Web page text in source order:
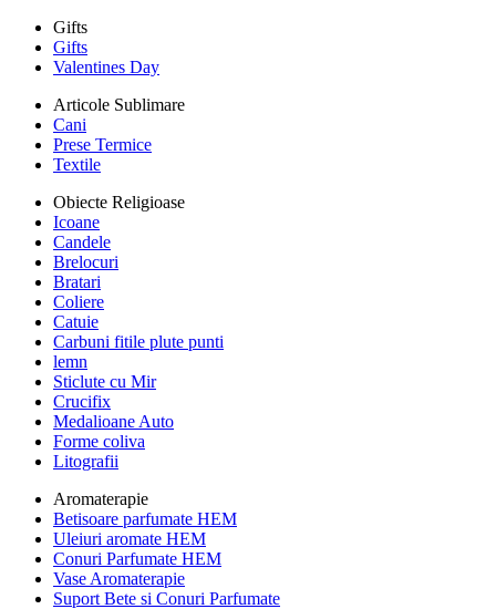
Gifts
Gifts
Valentines Day
Articole Sublimare
Cani
Prese Termice
Textile
Obiecte Religioase
Icoane
Candele
Brelocuri
Bratari
Coliere
Catuie
Carbuni fitile plute punti
lemn
Sticlute cu Mir
Crucifix
Medalioane Auto
Forme coliva
Litografii
Aromaterapie
Betisoare parfumate HEM
Uleiuri aromate HEM
Conuri Parfumate HEM
Vase Aromaterapie
Suport Bete si Conuri Parfumate